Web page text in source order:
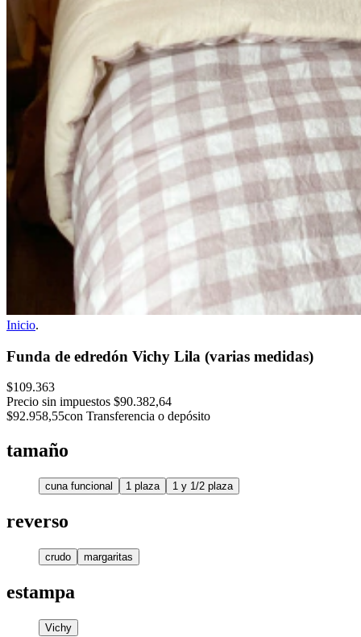
Inicio.
Funda de edredón Vichy Lila (varias medidas)
$109.363
Precio sin impuestos $90.382,64
$92.958,55con Transferencia o depósito
tamaño
cuna funcional 1 plaza 1 y 1/2 plaza
reverso
crudo margaritas
estampa
Vichy